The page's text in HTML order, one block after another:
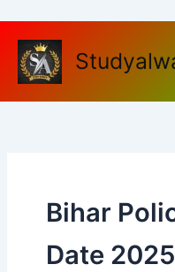
content
Bihar
Date 2025